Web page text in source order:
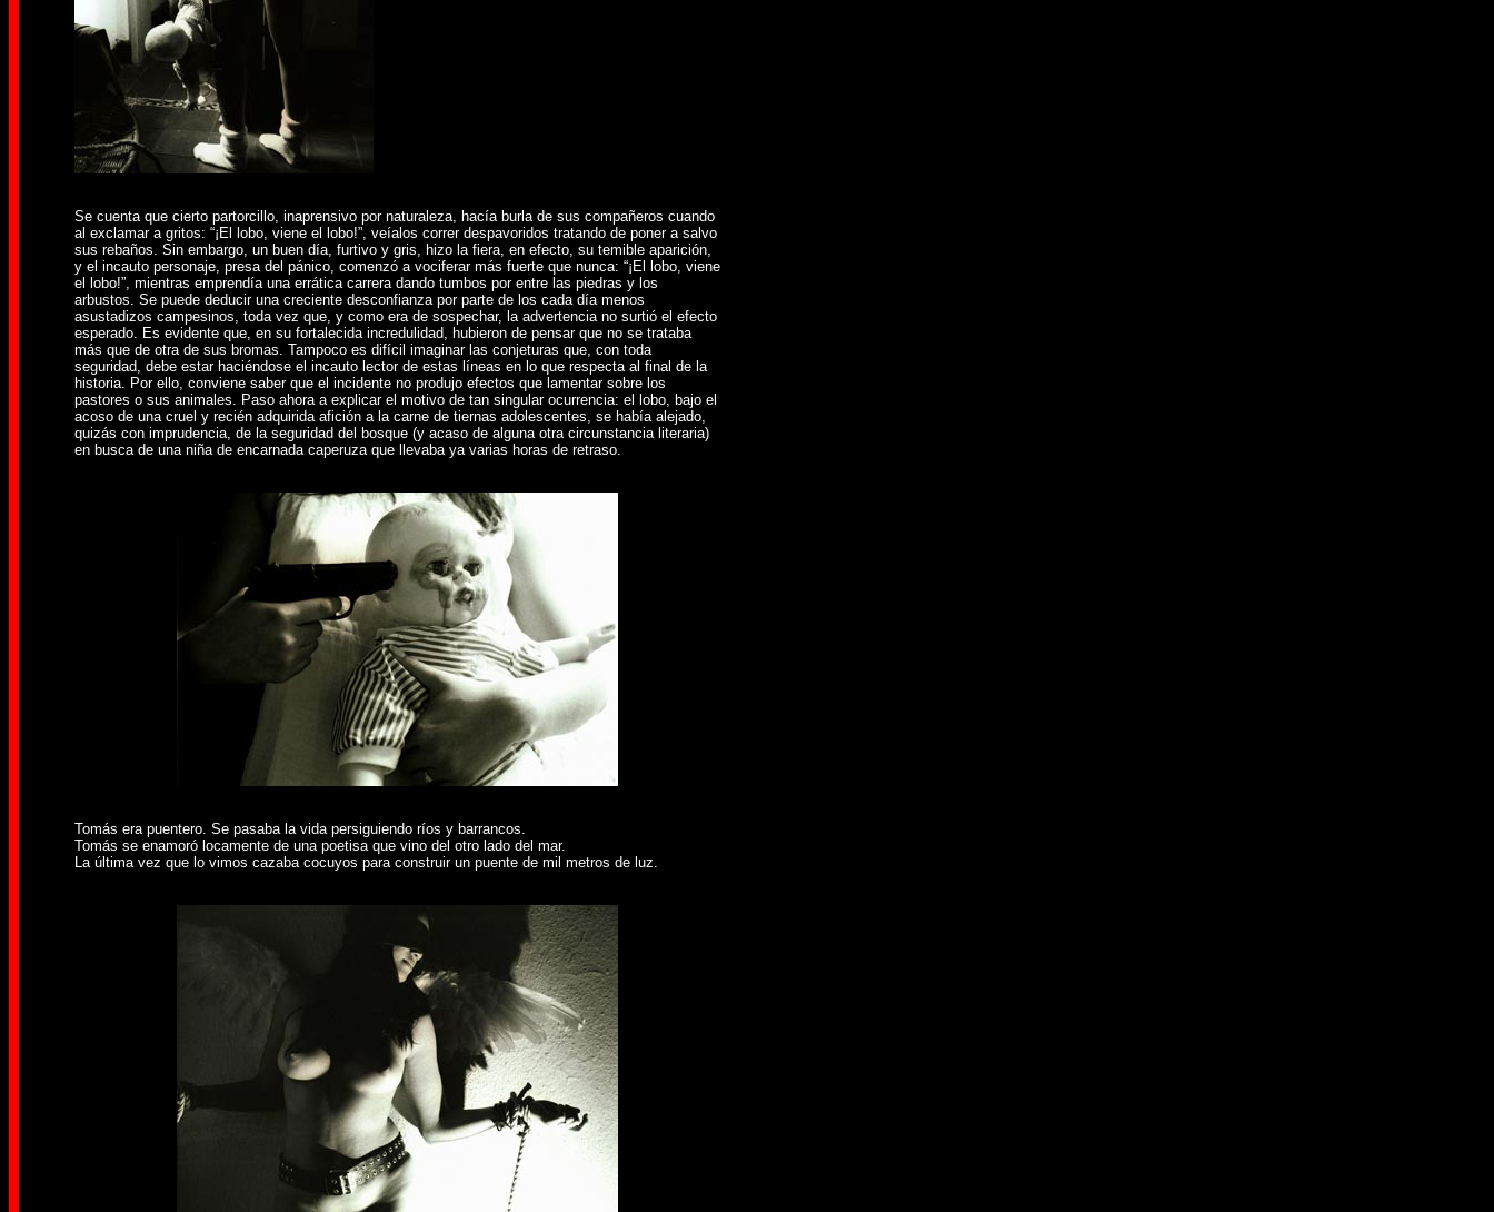
Se cuenta que cierto partorcillo, inaprensivo por naturaleza, hacía burla de sus compañeros cuando
al exclamar a gritos: “¡El lobo, viene el lobo!”, veíalos correr despavoridos tratando de poner a salvo
sus rebaños. Sin embargo, un buen día, furtivo y gris, hizo la fiera, en efecto, su temible aparición,
y el incauto personaje, presa del pánico, comenzó a vociferar más fuerte que nunca: “¡El lobo, viene
el lobo!”, mientras emprendía una errática carrera dando tumbos por entre las piedras y los
arbustos. Se puede deducir una creciente desconfianza por parte de los cada día menos
asustadizos campesinos, toda vez que, y como era de sospechar, la advertencia no surtió el efecto
esperado. Es evidente que, en su fortalecida incredulidad, hubieron de pensar que no se trataba
más que de otra de sus bromas. Tampoco es difícil imaginar las conjeturas que, con toda
seguridad, debe estar haciéndose el incauto lector de estas líneas en lo que respecta al final de la
historia. Por ello, conviene saber que el incidente no produjo efectos que lamentar sobre los
pastores o sus animales. Paso ahora a explicar el motivo de tan singular ocurrencia: el lobo, bajo el
acoso de una cruel y recién adquirida afición a la carne de tiernas adolescentes, se había alejado,
quizás con imprudencia, de la seguridad del bosque (y acaso de alguna otra circunstancia literaria)
en busca de una niña de encarnada caperuza que llevaba ya varias horas de retraso.
Tomás era puentero. Se pasaba la vida persiguiendo ríos y barrancos.
Tomás se enamoró locamente de una poetisa que vino del otro lado del mar.
La última vez que lo vimos cazaba cocuyos para construir un puente de mil metros de luz.